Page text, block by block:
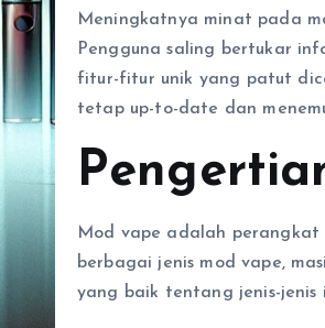
Meningkatnya minat pada
Pengguna saling bertukar
fitur-fitur unik yang patut
tetap up-to-date dan
Mod vape adalah perangkat
berbagai jenis mod vape,
yang baik tentang jenis-